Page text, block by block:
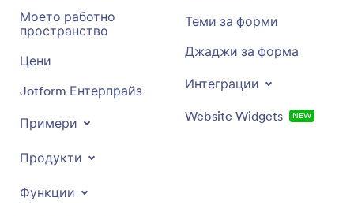
Моето работно
пространство
Цени
Jotform Ентерпрайз
Примери
Продукти
Функции
Теми за форми
Джаджи за форма
Интеграции
Website Widgets NEW